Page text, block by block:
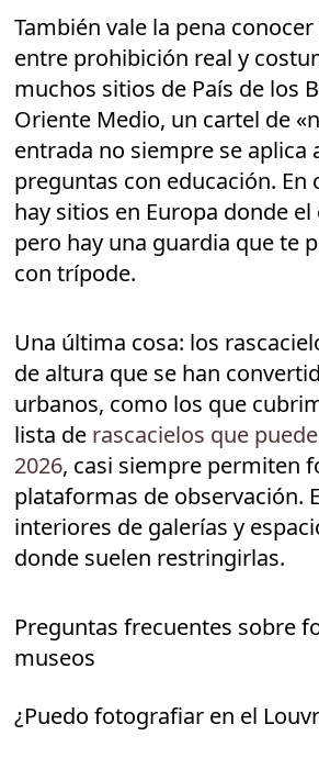
También vale la pena
entre prohibición real y
muchos sitios de País de los
Oriente Medio, un cartel de
entrada no siempre se aplica
preguntas con educación. En
hay sitios en Europa donde
pero hay una guardia que te
con trípode.
Una última cosa: los
de altura que se han
urbanos, como los que
lista de rascacielos que
2026, casi siempre permiten
plataformas de observación.
interiores de galerías y
donde suelen restringirlas.
Preguntas frecuentes sobre
museos
¿Puedo fotografiar en el